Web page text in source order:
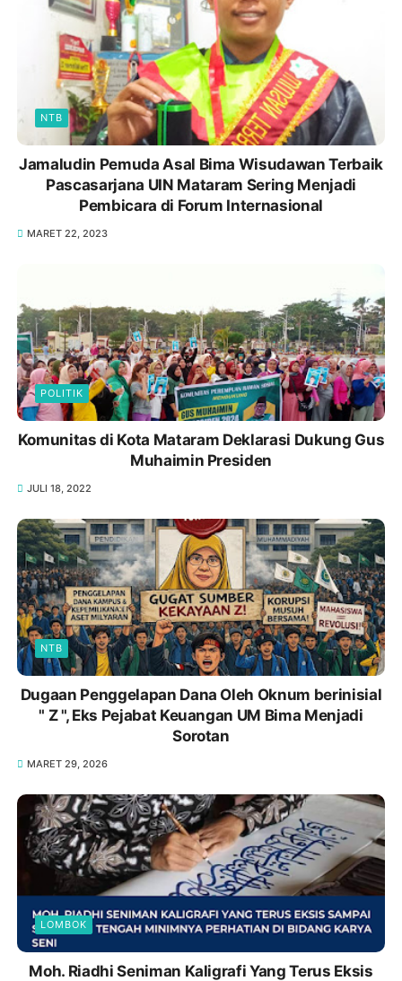
NTB
Jamaludin Pemuda Asal Bima Wisudawan Terbaik
Pascasarjana UIN Mataram Sering Menjadi
Pembicara di Forum Internasional
MARET 22, 2023
POLITIK
Komunitas di Kota Mataram Deklarasi Dukung Gus
Muhaimin Presiden
JULI 18, 2022
NTB
Dugaan Penggelapan Dana Oleh Oknum berinisial
" Z ", Eks Pejabat Keuangan UM Bima Menjadi
Sorotan
MARET 29, 2026
LOMBOK
Moh. Riadhi Seniman Kaligrafi Yang Terus Eksis